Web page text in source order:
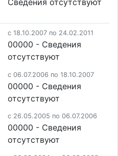
Cведения отсутствуют
c 18.10.2007 по 24.02.2011
00000 - Cведения
отсутствуют
c 06.07.2006 по 18.10.2007
00000 - Cведения
отсутствуют
c 26.05.2005 по 06.07.2006
00000 - Cведения
отсутствуют